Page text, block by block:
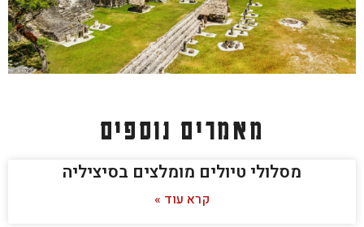
מאמרים נוספים
מסלולי טיולים מומלצים בסיציליה
קרא עוד »